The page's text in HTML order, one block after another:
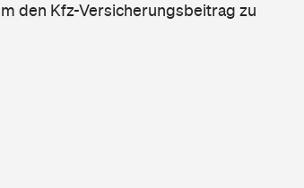
den Kfz-Versicherungsbeitrag zu